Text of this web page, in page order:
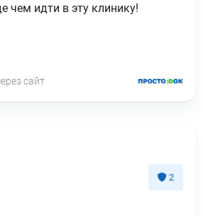
чем идти в эту клинику!
сайт
2